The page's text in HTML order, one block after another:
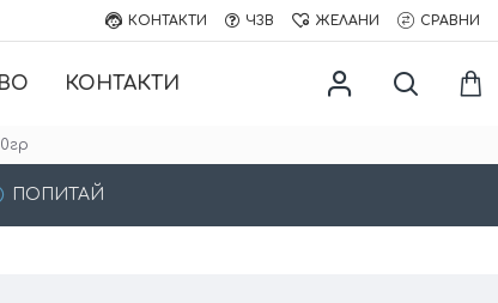
КОНТАКТИ ЧЗВ ЖЕЛАНИ СРАВНИ
КОНТАКТИ
ПОПИТАЙ